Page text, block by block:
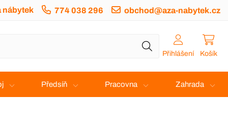
nábytek 774 038 296 obchod@aza-nabytek.cz
Přihlášení Košík
Předsíň Pracovna Zahrada